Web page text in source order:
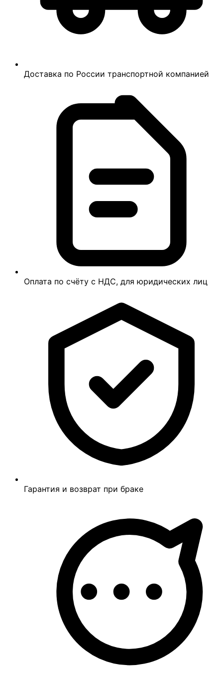
Доставка по России транспортной компанией
Оплата по счёту с НДС, для юридических лиц
Гарантия и возврат при браке